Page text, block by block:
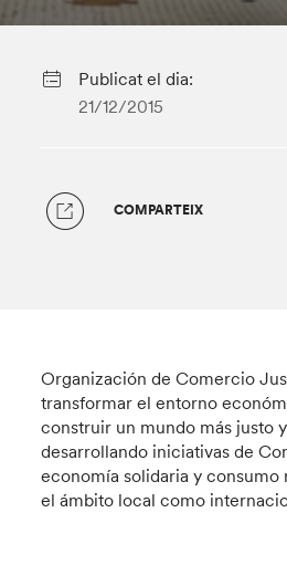
Publicat el dia:
21/12/2015
COMPARTEIX
Organización de Comercio
transformar el entorno
construir un mundo más justo
desarrollando iniciativas de
economía solidaria y consumo
el ámbito local como